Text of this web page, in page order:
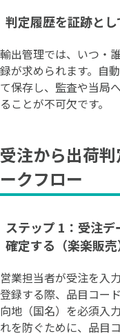
判定履歴を証跡と
輸出管理では、いつ・
録が求められます。自
て保存し、監査や当局
ることが不可欠です。
受注から出荷
ークフロー
ステップ 1：受注
確定する（楽楽販売
営業担当者が受注を入
登録する際、品目コー
向地（国名）を必須入
れを防ぐために、品目